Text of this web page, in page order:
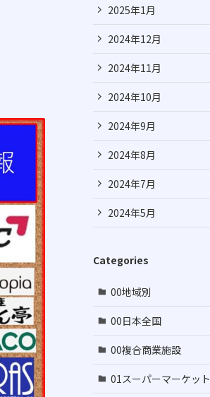
2025年1月
2024年12月
2024年11月
2024年10月
2024年9月
2024年8月
2024年7月
2024年5月
Categories
00地域別
00日本全国
00複合商業施設
01スーパーマーケット